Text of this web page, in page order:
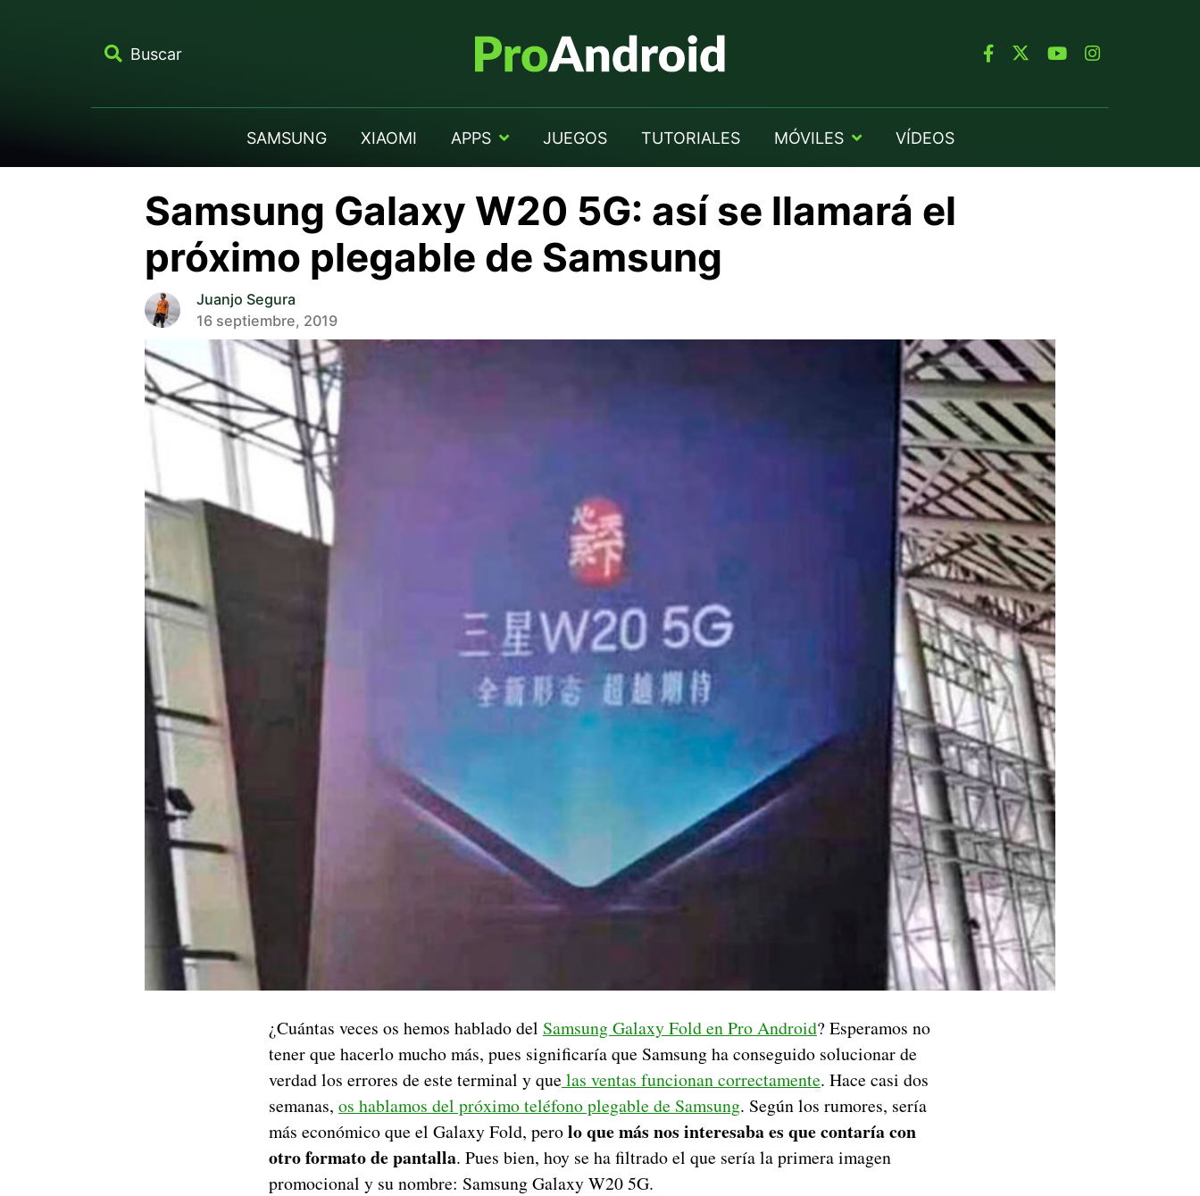
Buscar
SAMSUNG XIAOMI APPS JUEGOS TUTORIALES MÓVILES VÍDEOS
Samsung Galaxy W20 5G: así se llamará el
próximo plegable de Samsung
Juanjo Segura
16 septiembre, 2019
¿Cuántas veces os hemos hablado del Samsung Galaxy Fold en Pro Android? Esperamos no
tener que hacerlo mucho más, pues significaría que Samsung ha conseguido solucionar de
verdad los errores de este terminal y que las ventas funcionan correctamente. Hace casi dos
semanas, os hablamos del próximo teléfono plegable de Samsung. Según los rumores, sería
más económico que el Galaxy Fold, perolo que más nos interesaba es que contaría con
otro formato de pantalla. Pues bien, hoy se ha filtrado el que sería la primera imagen
promocional y su nombre: Samsung Galaxy W20 5G.